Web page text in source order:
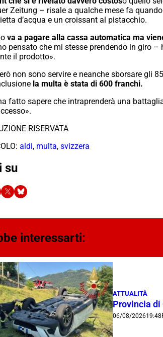
Zeitung – risale a qualche mese fa
d’acqua e un croissant al pistacchio.
va a pagare alla cassa automatica ma
pensato che mi stesse prendendo in giro
il prodotto».
non sono servire e neanche sborsare gli
la multa è stata di 600 franchi.
fatto sapere che intraprenderà una
RISERVATA
aldi, multa, svizzera
su
interessarti:
ATTUALITÀ
Provincia di
06/08/202619:48